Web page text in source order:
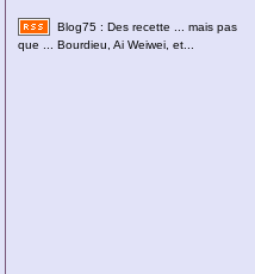
Blog75 : Des recette ... mais pas
que ... Bourdieu, Ai Weiwei, et...